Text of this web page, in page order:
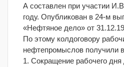
А составлен при участии
году. Опубликован в 24-м
«Нефтяное дело» от
По этому колдоговору
нефтепромыслов получили
1. Сокращение рабочего дня